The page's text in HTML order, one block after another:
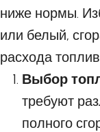
ниже нормы.
или белый,
расхода
Выбор
требуют
полного